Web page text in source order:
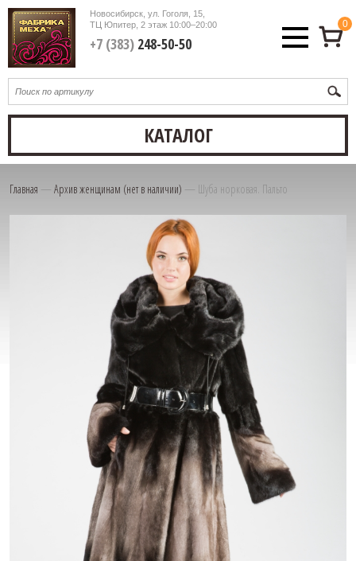
Новосибирск, ул. Гоголя, 15,
ТЦ Юпитер, 2 этаж10:00–20:00
+7 (383)248-50-50
0
КАТАЛОГ
Главная — Архив женщинам (нет в наличии) — Шуба норковая. Пальто